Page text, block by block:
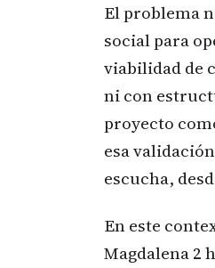
El problema
social para
viabilidad de
ni con
proyecto
esa
escucha,
En este
Magdalena 2